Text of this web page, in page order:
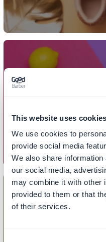
This website uses cookies
We use cookies to
provide social media
We also share
our social media,
may combine it with other
provided to them or that
of their services.